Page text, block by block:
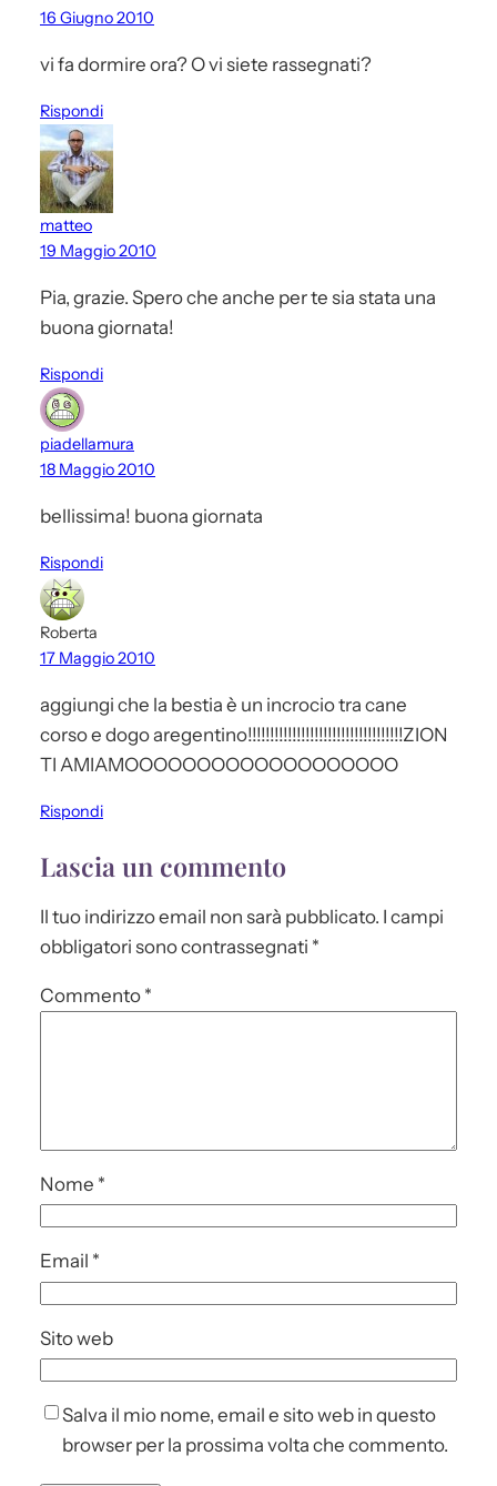
16 Giugno 2010
vi fa dormire ora? O vi siete rassegnati?
Rispondi
matteo
19 Maggio 2010
Pia, grazie. Spero che anche per te sia stata una
buona giornata!
Rispondi
piadellamura
18 Maggio 2010
bellissima! buona giornata
Rispondi
Roberta
17 Maggio 2010
aggiungi che la bestia è un incrocio tra cane
corso e dogo aregentino!!!!!!!!!!!!!!!!!!!!!!!!!!!!!!!!!!!ZION
TI AMIAMOOOOOOOOOOOOOOOOOOO
Rispondi
Lascia un commento
Il tuo indirizzo email non sarà pubblicato. I campi
obbligatori sono contrassegnati *
Commento *
Nome *
Email *
Sito web
Salva il mio nome, email e sito web in questo
browser per la prossima volta che commento.